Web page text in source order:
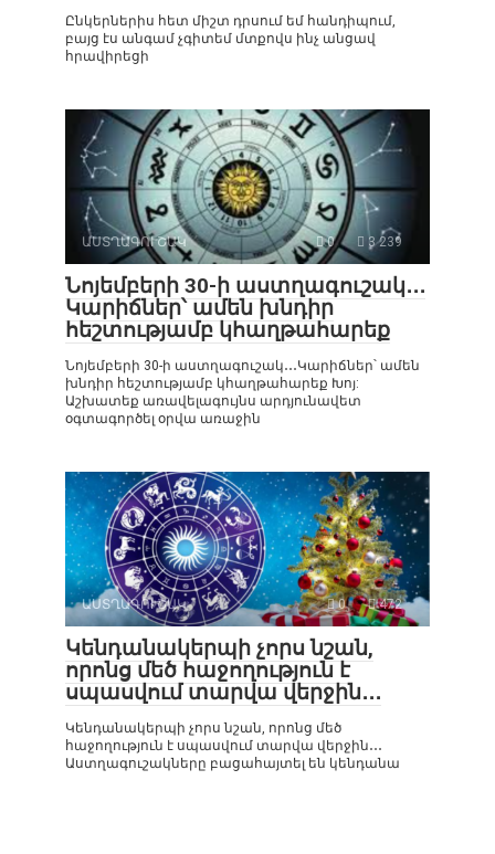
Ընկերներիս հետ միշտ դրսում եմ հանդիպում,
բայց էս անգամ չգիտեմ մտքովս ինչ անցավ
հրավիրեցի
ԱՍՏՂԱԳՈՒՇԱԿ 0 3 239
Նոյեմբերի 30-ի աստղագուշակ․․․
Կարիճներ՝ ամեն խնդիր
հեշտությամբ կհաղթահարեք
Նոյեմբերի 30-ի աստղագուշակ․․․Կարիճներ՝ ամեն
խնդիր հեշտությամբ կհաղթահարեք Խոյ:
Աշխատեք առավելագույնս արդյունավետ
օգտագործել օրվա առաջին
ԱՍՏՂԱԳՈՒՇԱԿ 0 472
Կենդանակերպի չորս նշան,
որոնց մեծ հաջողություն է
սպասվում տարվա վերջին․․․
Կենդանակերպի չորս նշան, որոնց մեծ
հաջողություն է սպասվում տարվա վերջին․․․
Աստղագուշակները բացահայտել են կենդանա